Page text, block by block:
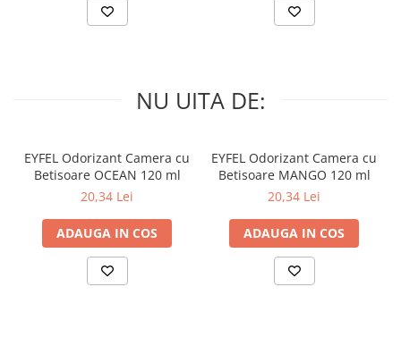
NU UITA DE:
EYFEL Odorizant Camera cu
Betisoare OCEAN 120 ml
20,34 Lei
ADAUGA IN COS
EYFEL Odorizant Camera cu
Betisoare MANGO 120 ml
20,34 Lei
ADAUGA IN COS